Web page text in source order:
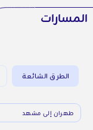
المسارات
الطرق الشائعة
طهران إلى مشهد